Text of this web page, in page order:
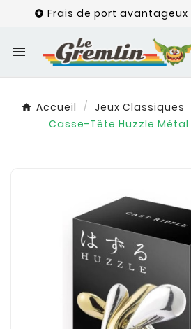
 Frais de port avantageux

Accueil Jeux Classiques
Casse-Tête Huzzle Métal